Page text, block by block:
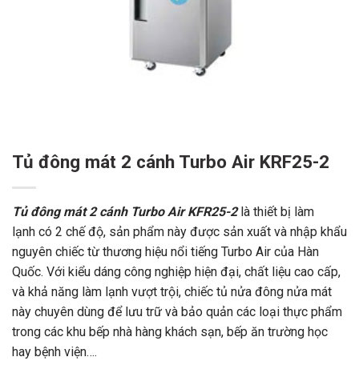
Tủ đông mát 2 cánh Turbo Air KRF25-2
Tủ đông mát 2 cánh Turbo Air KFR25-2là thiết bị làm
lạnh có 2 chế độ, sản phẩm này được sản xuất và nhập khẩu
nguyên chiếc từ thương hiệu nổi tiếng Turbo Air của Hàn
Quốc. Với kiểu dáng công nghiệp hiện đại, chất liệu cao cấp,
và khả năng làm lạnh vượt trội, chiếc tủ nửa đông nửa mát
này chuyên dùng để lưu trữ và bảo quản các loại thực phẩm
trong các khu bếp nhà hàng khách sạn, bếp ăn trường học
hay bệnh viện….